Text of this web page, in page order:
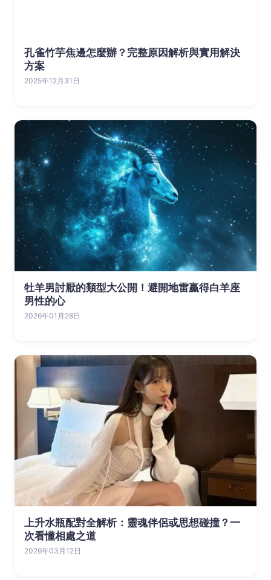
孔雀竹芋焦邊怎麼辦？完整原因解析與實用解決
方案
2025年12月31日
牡羊男討厭的類型大公開！避開地雷贏得白羊座
男性的心
2026年01月28日
上升水瓶配對全解析：靈魂伴侶或思想碰撞？一
次看懂相處之道
2026年03月12日